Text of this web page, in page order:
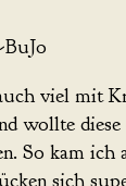
viel mit
wollte
So kam ich
sich